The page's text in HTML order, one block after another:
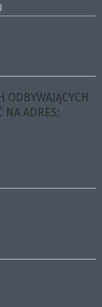
ODBYWAJĄCYCH
NA ADRES: